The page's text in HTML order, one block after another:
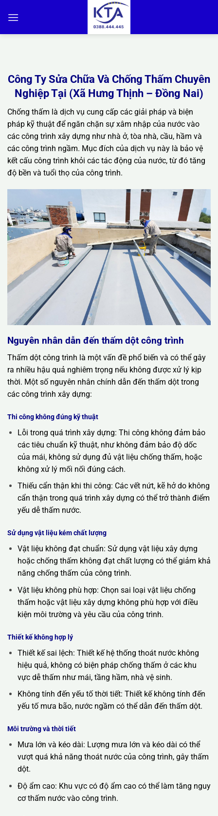
qua
Công Ty Sửa Chữa Và Chống Thấm Chuyên
Nghiệp Tại (Xã Hưng Thịnh – Đồng Nai)
Chống thấm là dịch vụ cung cấp các giải pháp và biện
pháp kỹ thuật để ngăn chặn sự xâm nhập của nước vào
các công trình xây dựng như nhà ở, tòa nhà, cầu, hầm và
các công trình ngầm. Mục đích của dịch vụ này là bảo vệ
kết cấu công trình khỏi các tác động của nước, từ đó tăng
độ bền và tuổi thọ của công trình.
Nguyên nhân dẫn đến thấm dột công trình
Thấm dột công trình là một vấn đề phổ biến và có thể gây
ra nhiều hậu quả nghiêm trọng nếu không được xử lý kịp
thời. Một số nguyên nhân chính dẫn đến thấm dột trong
các công trình xây dựng:
Thi công không đúng kỹ thuật
Lỗi trong quá trình xây dựng: Thi công không đảm bảo
các tiêu chuẩn kỹ thuật, như không đảm bảo độ dốc
của mái, không sử dụng đủ vật liệu chống thấm, hoặc
không xử lý mối nối đúng cách.
Thiếu cẩn thận khi thi công: Các vết nứt, kẽ hở do không
cẩn thận trong quá trình xây dựng có thể trở thành điểm
yếu dễ thấm nước.
Sử dụng vật liệu kém chất lượng
Vật liệu không đạt chuẩn: Sử dụng vật liệu xây dựng
hoặc chống thấm không đạt chất lượng có thể giảm khả
năng chống thấm của công trình.
Vật liệu không phù hợp: Chọn sai loại vật liệu chống
thấm hoặc vật liệu xây dựng không phù hợp với điều
kiện môi trường và yêu cầu của công trình.
Thiết kế không hợp lý
Thiết kế sai lệch: Thiết kế hệ thống thoát nước không
hiệu quả, không có biện pháp chống thấm ở các khu
vực dễ thấm như mái, tầng hầm, nhà vệ sinh.
Không tính đến yếu tố thời tiết: Thiết kế không tính đến
yếu tố mưa bão, nước ngầm có thể dẫn đến thấm dột.
Môi trường và thời tiết
Mưa lớn và kéo dài: Lượng mưa lớn và kéo dài có thể
vượt quá khả năng thoát nước của công trình, gây thấm
dột.
Độ ẩm cao: Khu vực có độ ẩm cao có thể làm tăng nguy
cơ thấm nước vào công trình.